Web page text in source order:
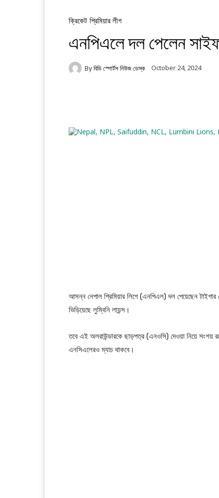
ক্রিকেট প্রিমিয়ার লীগ
এনপিএলে দল পেলেন
By বিডি স্পোর্টস নিউজ ডেস্ক October 24, 2024
আসন্ন নেপাল প্রিমিয়ার লিগে (এনপিএল) দল পেয়েছেন টাইগার
ভিড়িয়েছে লুম্বিনি লায়ন্স।
তবে এই অলরাউন্ডারকে ছাড়পত্র (এনওসি) দেওয়া নিয়ে
এনসিএলেরও ম্যাচ থাকবে।